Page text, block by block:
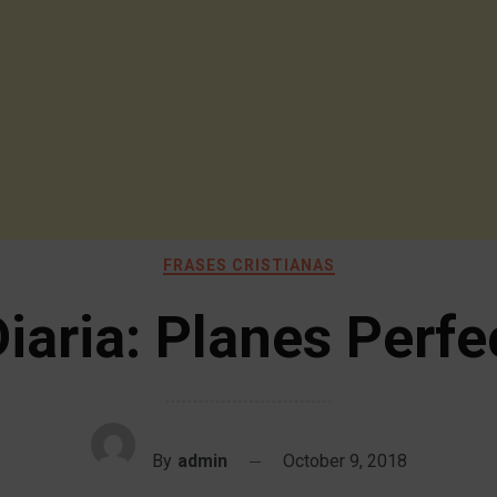
FRASES CRISTIANAS
Planes
By admin October 9, 2018